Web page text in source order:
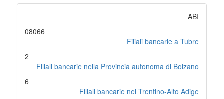
ABI
08066
Filiali bancarie a Tubre
2
Filiali bancarie nella Provincia autonoma di Bolzano
6
Filiali bancarie nel Trentino-Alto Adige